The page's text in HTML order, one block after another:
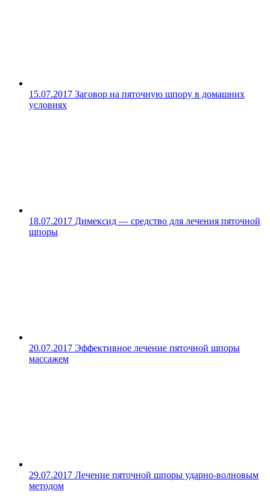
15.07.2017 Заговор на пяточную шпору в домашних
условиях
18.07.2017 Димексид — средство для лечения пяточной
шпоры
20.07.2017 Эффективное лечение пяточной шпоры
массажем
29.07.2017 Лечение пяточной шпоры ударно-волновым
методом